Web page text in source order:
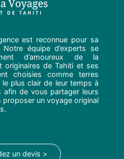
est reconnue pour sa
équipe d’experts se
d’amoureux de la
originaires de Tahiti et ses
choisies comme terres
le plus clair de leur temps à
afin de vous partager leurs
proposer un voyage original
un devis >